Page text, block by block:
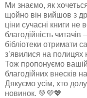
Ми знаємо, як
щойно він вийшов з
ціни сучасні книги не
благодійність читачів
бібліотеки отримати
з’явилися на полицях
Тож пропонуємо вашій
благодійних внесків
Дякуємо усім, хто
новинок. 💚💜💖